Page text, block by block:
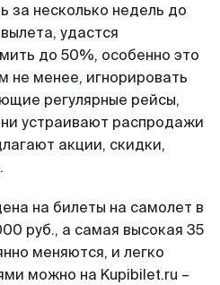
за несколько недель до
удастся
до 50%, особенно это
не менее, игнорировать
регулярные рейсы,
устраивают распродажи
акции, скидки,
на билеты на самолет в
руб., а самая высокая 35
меняются, и легко
можно на Kupibilet.ru –